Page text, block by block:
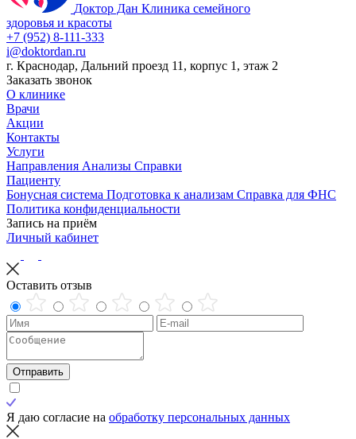
Доктор Дан Клиника семейного
здоровья и красоты
+7 (952) 8-111-333
i@doktordan.ru
г. Краснодар, Дальний проезд 11, корпус 1, этаж 2
Заказать звонок
О клинике
Врачи
Акции
Контакты
Услуги
Направления Анализы Справки
Пациенту
Бонусная система Подготовка к анализам Справка для ФНС
Политика конфиденциальности
Запись на приём
Личный кабинет
Оставить отзыв
Отправить
Я даю согласие на обработку персональных данных